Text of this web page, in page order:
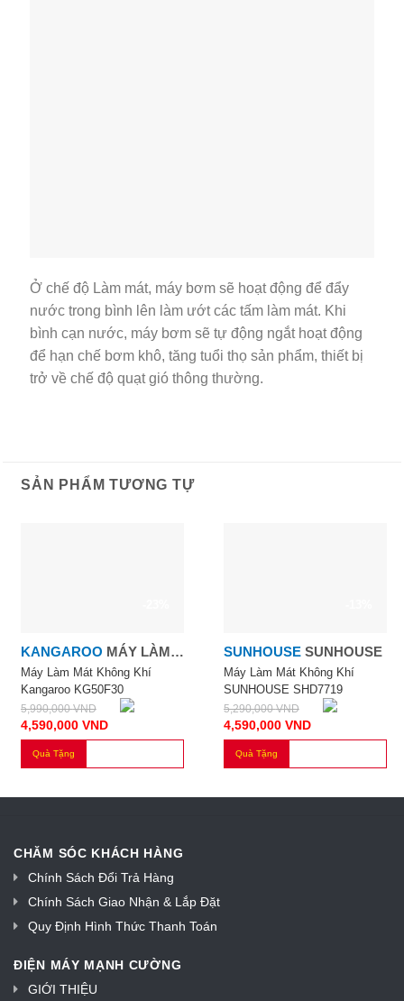
Ở chế độ Làm mát, máy bơm sẽ hoạt động để đẩy
nước trong bình lên làm ướt các tấm làm mát. Khi
bình cạn nước, máy bơm sẽ tự động ngắt hoạt động
để hạn chế bơm khô, tăng tuổi thọ sản phẩm, thiết bị
trở về chế độ quạt gió thông thường.
SẢN PHẨM TƯƠNG TỰ
KANGAROO MÁY LÀM
MÁT KHÔNG KHÍ
KG50F30
Máy Làm Mát Không Khí
Kangaroo KG50F30
5,990,000VND
4,590,000 VND
Quà Tặng
SUNHOUSE SUNHOUSE
Máy Làm Mát Không Khí
SUNHOUSE SHD7719
5,290,000VND
4,590,000 VND
Quà Tặng
CHĂM SÓC KHÁCH HÀNG
Chính Sách Đổi Trả Hàng
Chính Sách Giao Nhận & Lắp Đặt
Quy Định Hình Thức Thanh Toán
ĐIỆN MÁY MẠNH CƯỜNG
GIỚI THIỆU